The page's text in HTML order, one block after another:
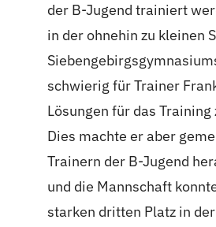
der B-Jugend trainiert
in der ohnehin zu kleinen
schwierig für Trainer
Lösungen für das Training
Dies machte er aber
Trainern der B-Jugend
und die Mannschaft
starken dritten Platz in